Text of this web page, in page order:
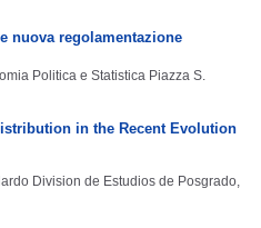
nuova regolamentazione
Politica e Statistica Piazza S.
in the Recent Evolution
Division de Estudios de Posgrado,